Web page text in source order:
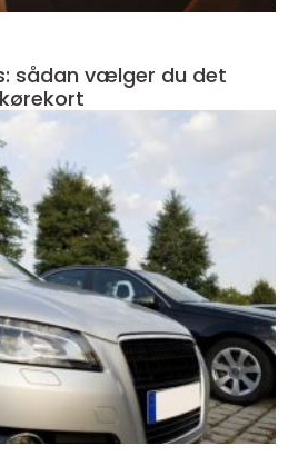
sådan vælger du det